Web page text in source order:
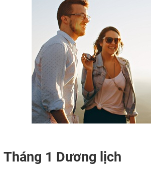
Tháng 1 Dương lịch